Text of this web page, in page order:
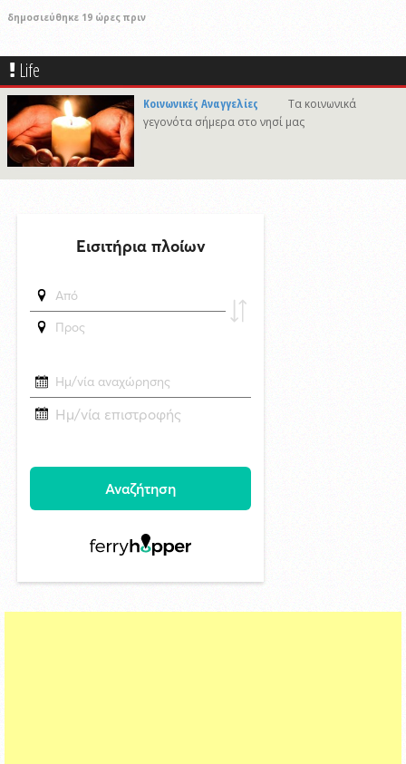
δημοσιεύθηκε 19 ώρες πριν
καμπίνα του
29/4/2026 18:53
Ακραία κλιμάκωση στο Ουκρανικό: Ανελέητοι βομβαρδισμοί - Μεγάλες
στήλες καπνού σε ρωσικά διυλιστήρια - Δείτε βίντεο
δημοσιεύθηκε 11 ώρες πριν
Πρώτη προσέγγιση του υπερπολυτελούς EXPLORA II στη Σύρο με
δημοσιεύθηκε 12 ώρες πριν
Στο Εθνικό Πρόγραμμα Ανάπτυξης η αναβάθμιση του Αεροδρομίου
Πάρου
Life
Κοινωνικές Αναγγελίες
Τα κοινωνικά
γεγονότα σήμερα στο νησί μας